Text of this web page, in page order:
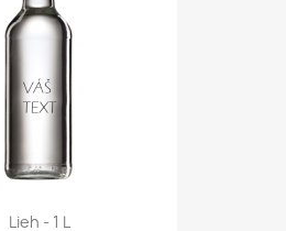
Lieh - 1 L